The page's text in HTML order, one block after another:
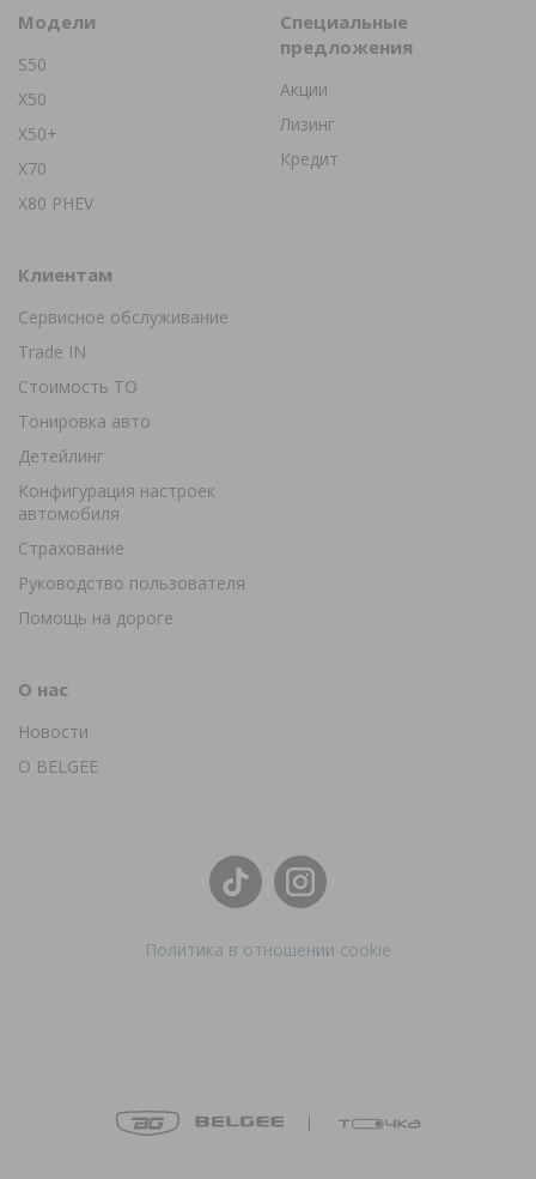
Модели
S50
X50
X50+
X70
X80 PHEV
Специальные
предложения
Акции
Лизинг
Кредит
Клиентам
Сервисное обслуживание
Trade IN
Стоимость ТО
Тонировка авто
Детейлинг
Конфигурация настроек
автомобиля
Страхование
Руководство пользователя
Помощь на дороге
О нас
Новости
О BELGEE
Политика в отношении cookie